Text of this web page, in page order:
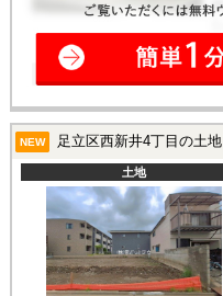
NEW 足立区西新井4丁目の土地
土地